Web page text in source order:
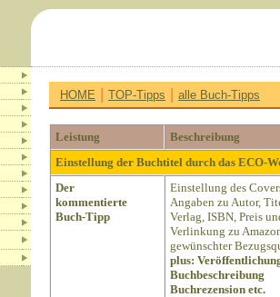
HOME | TOP-Tipps | alle Buch-Tipps
Leistung
Beschreibung
Einstellung der Buchtitel durch das ECO-
Der
kommentierte
Buch-Tipp
Einstellung des
Angaben zu Autor,
Verlag, ISBN, Preis
Verlinkung zu
gewünschter
plus:
Buchbeschreibung
Buchrezension etc.